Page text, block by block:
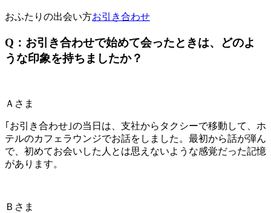
おふたりの出会い方お引き合わせ
Q：お引き合わせで始めて会ったときは、どのよ
うな印象を持ちましたか？
Ａさま
｢お引き合わせ｣の当日は、支社からタクシーで移動して、ホ
テルのカフェラウンジでお話をしました。最初から話が弾ん
で、初めてお会いした人とは思えないような感覚だった記憶
があります。
Ｂさま